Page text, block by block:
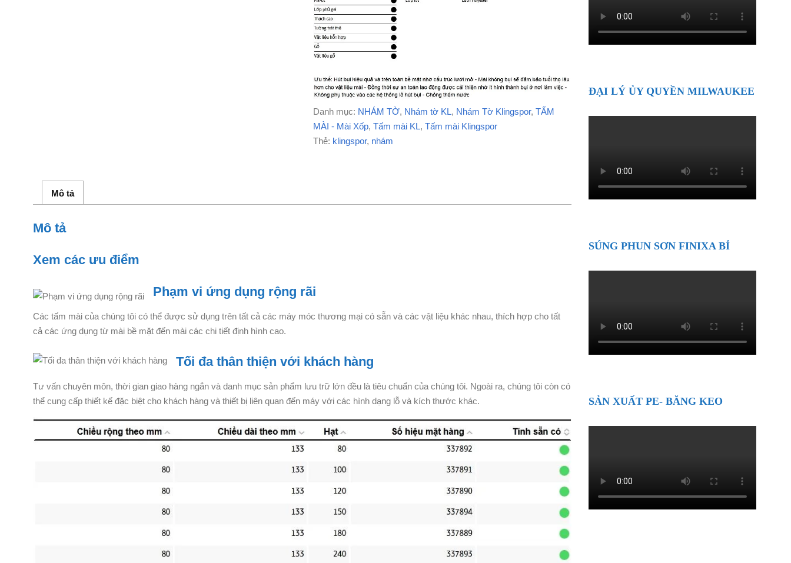
Danh mục: NHÁM TỜ, Nhám tờ KL, Nhám Tờ Klingspor, TẤM
MÀI - Mài Xốp, Tấm mài KL, Tấm mài Klingspor
Thẻ: klingspor, nhám
Mô tả
Mô tả
Xem các ưu điểm
Phạm vi ứng dụng rộng rãi
Các tấm mài của chúng tôi có thể được sử dụng trên tất cả các máy móc thương mại có sẵn và các vật liệu khác nhau, thích hợp cho tất
cả các ứng dụng từ mài bề mặt đến mài các chi tiết định hình cao.
Tối đa thân thiện với khách hàng
Tư vấn chuyên môn, thời gian giao hàng ngắn và danh mục sản phẩm lưu trữ lớn đều là tiêu chuẩn của chúng tôi. Ngoài ra, chúng tôi còn có
thể cung cấp thiết kế đặc biệt cho khách hàng và thiết bị liên quan đến máy với các hình dạng lỗ và kích thước khác.
ĐẠI LÝ ỦY QUYỀN MILWAUKEE
SÚNG PHUN SƠN FINIXA BỈ
SẢN XUẤT PE- BĂNG KEO